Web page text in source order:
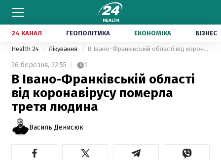
24 КАНАЛ ГЕОПОЛІТИКА ЕКОНОМІКА БІЗНЕС
Health 24 Лікування В Івано-Франківській області від коронавірусу померла третя людина
26 березня, 22:55 1
В Івано-Франківській області
від коронавірусу померла
третя людина
Василь Денисюк